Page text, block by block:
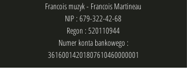
Francois muzyk - Francois Martineau
NIP : 679-322-42-68
Regon : 520110944
Numer konta bankowego :
36160014201807610460000001